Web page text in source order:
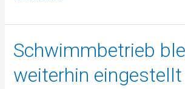
Schwimmbetrieb
weiterhin eingestellt
Schwimmbetrieb
bleibt
weiterhin